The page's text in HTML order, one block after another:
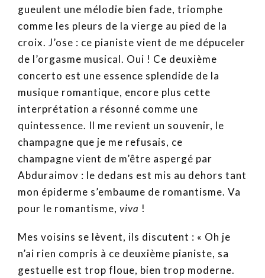
gueulent une mélodie bien fade, triomphe
comme les pleurs de la vierge au pied de la
croix. J’ose : ce pianiste vient de me dépuceler
de l’orgasme musical. Oui ! Ce deuxième
concerto est une essence splendide de la
musique romantique, encore plus cette
interprétation a résonné comme une
quintessence. Il me revient un souvenir, le
champagne que je me refusais, ce
champagne vient de m’être aspergé par
Abduraimov : le dedans est mis au dehors tant
mon épiderme s’embaume de romantisme. Va
pour le romantisme, viva !
Mes voisins se lèvent, ils discutent : « Oh je
n’ai rien compris à ce deuxième pianiste, sa
gestuelle est trop floue, bien trop moderne.